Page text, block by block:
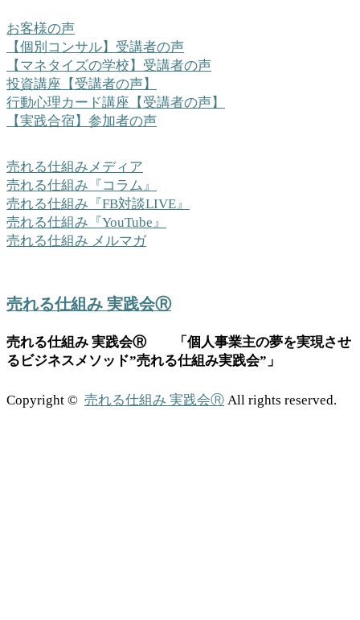
お客様の声
【個別コンサル】受講者の声
【マネタイズの学校】受講者の声
投資講座【受講者の声】
行動心理カード講座【受講者の声】
【実践合宿】参加者の声
売れる仕組みメディア
売れる仕組み『コラム』
売れる仕組み『FB対談LIVE』
売れる仕組み『YouTube』
売れる仕組み メルマガ
売れる仕組み 実践会Ⓡ
売れる仕組み 実践会Ⓡ 「個人事業主の夢を実現させ
るビジネスメソッド”売れる仕組み実践会”」
Copyright © 売れる仕組み 実践会Ⓡ All rights reserved.